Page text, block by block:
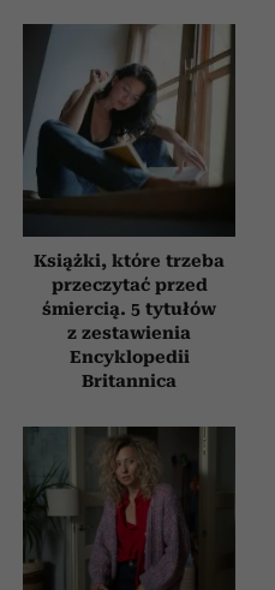
Książki, które trzeba
przeczytać przed
śmiercią. 5 tytułów
z zestawienia
Encyklopedii
Britannica